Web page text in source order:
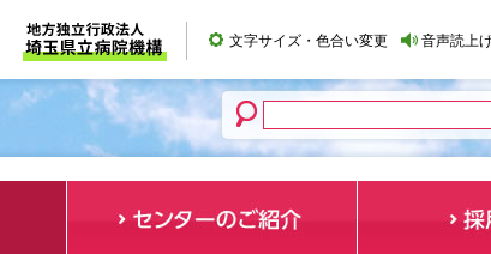
文字サイズ・色合い変更 音声読上